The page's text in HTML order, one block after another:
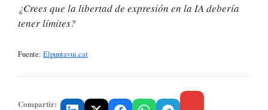
¿Crees que la libertad de expresión en la IA debería
tener límites?
Fuente: Elpuntavui.cat
Compartir: